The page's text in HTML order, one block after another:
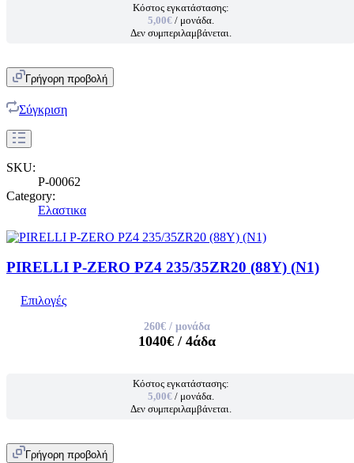
Κόστος εγκατάστασης:
5,00€ / μονάδα.
Δεν συμπεριλαμβάνεται.
Γρήγορη προβολή
Σύγκριση
SKU:
P-00062
Category:
Ελαστικα
PIRELLI P-ZERO PZ4 235/35ZR20 (88Y) (N1)
Επιλογές
260€ / μονάδα
1040€ / 4άδα
Κόστος εγκατάστασης:
5,00€ / μονάδα.
Δεν συμπεριλαμβάνεται.
Γρήγορη προβολή